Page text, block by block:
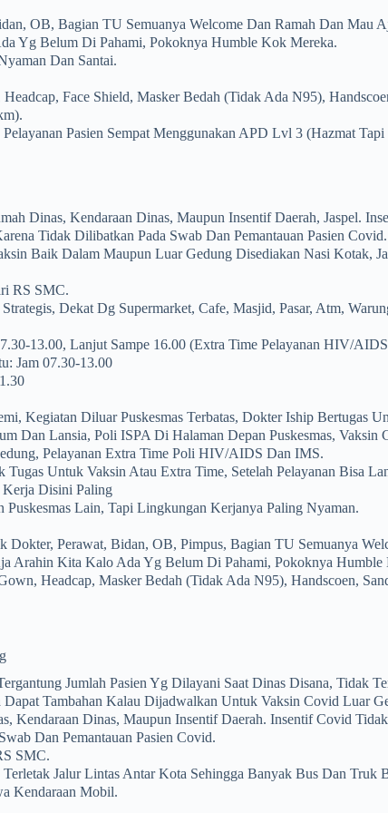
OB, Bagian TU Semuanya Welcome Dan Ramah Dan Mau
Yg Belum Di Pahami, Pokoknya Humble Kok Mereka.
Dan Santai.
Face Shield, Masker Bedah (tidak Ada N95),
Pasien Sempat Menggunakan APD Lvl 3 (hazmat
Dinas, Kendaraan Dinas, Maupun Insentif Daerah, Jaspel.
Tidak Dilibatkan Pada Swab Dan Pemantauan Pasien Covid.
Baik Dalam Maupun Luar Gedung Disediakan Nasi Kotak,
RS SMC.
Dekat Dg Supermarket, Cafe, Masjid, Pasar, Atm,
13.00, Lanjut Sampe 16.00 (extra Time Pelayanan HIV/
Jam 07.30-13.00
Kegiatan Diluar Puskesmas Terbatas, Dokter Iship Bertugas
Dan Lansia, Poli ISPA Di Halaman Depan Puskesmas, Vaksin
Pelayanan Extra Time Poli HIV/AIDS Dan IMS.
Tugas Untuk Vaksin Atau Extra Time, Setelah Pelayanan Bisa
Kerja Disini Paling
Puskesmas Lain, Tapi Lingkungan Kerjanya Paling Nyaman.
Dokter, Perawat, Bidan, OB, Pimpus, Bagian TU Semuanya
Arahin Kita Kalo Ada Yg Belum Di Pahami, Pokoknya Humble
Headcap, Masker Bedah (tidak Ada N95), Handscoen,
Jumlah Pasien Yg Dilayani Saat Dinas Disana, Tidak
Dapat Tambahan Kalau Dijadwalkan Untuk Vaksin Covid Luar
Kendaraan Dinas, Maupun Insentif Daerah. Insentif Covid
Dan Pemantauan Pasien Covid.
SMC.
Jalur Lintas Antar Kota Sehingga Banyak Bus Dan Truk
Kendaraan Mobil.